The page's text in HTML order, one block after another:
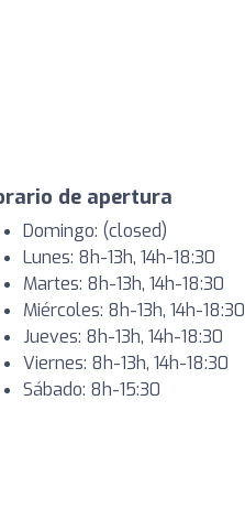
de apertura
Domingo: (closed)
Lunes: 8h-13h, 14h-18:30
Martes: 8h-13h, 14h-18:30
Miércoles: 8h-13h, 14h-18:30
Jueves: 8h-13h, 14h-18:30
Viernes: 8h-13h, 14h-18:30
Sábado: 8h-15:30